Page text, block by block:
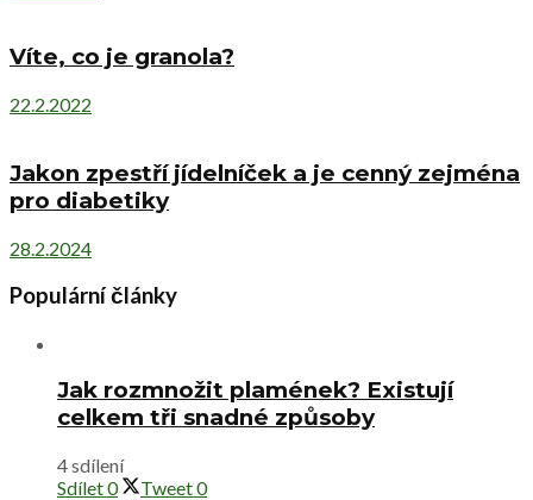
Víte, co je granola?
22.2.2022
Jakon zpestří jídelníček a je cenný zejména
pro diabetiky
28.2.2024
Populární články
Jak rozmnožit plamének? Existují
celkem tři snadné způsoby
4 sdílení
Sdílet0 Tweet0